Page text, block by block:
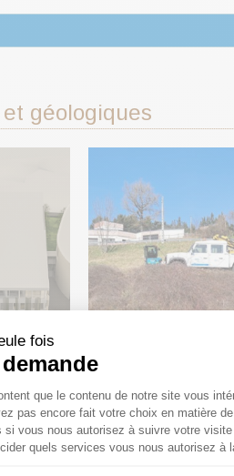
géologiques
pour la
Annecy-
Études
création d’un
de la Sarraz –
fois
Gestion du
que le contenu de notre site vous
pas encore fait votre choix en matière de
vous nous autorisez à suivre votre visite
quels services vous nous autorisez à